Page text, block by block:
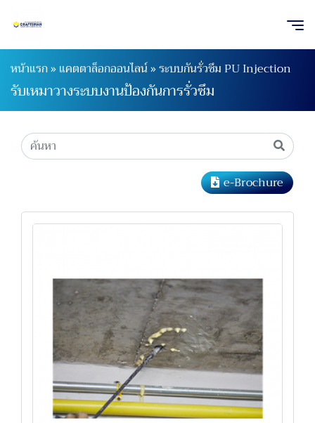
หน้าแรก»แคตตาล็อกออนไลน์»ระบบกันรั่วซึม PU Injection
รับเหมาวางระบบงานป้องกันการรั่วซึม
e-Brochure